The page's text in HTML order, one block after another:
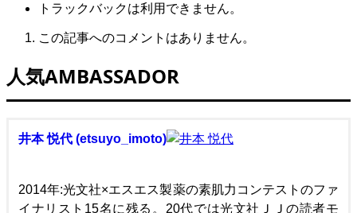
トラックバックは利用できません。
この記事へのコメントはありません。
人気AMBASSADOR
井本 悦代 (etsuyo_imoto)
2014年:光文社×エスエス製薬の素肌力コンテストのファ
イナリスト15名に残る。20代では光文社ＪＪの読者モ